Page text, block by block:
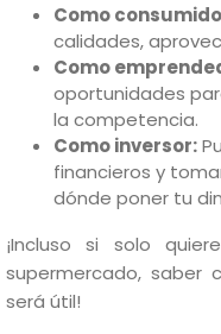
Como
calidades,
Como
oportunidades
la competencia.
Como inversor:
financieros y
dónde poner tu
¡Incluso si solo
supermercado, saber
será útil!